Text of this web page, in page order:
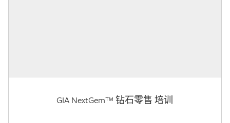
GIA NextGem™ 钻石零售 培训